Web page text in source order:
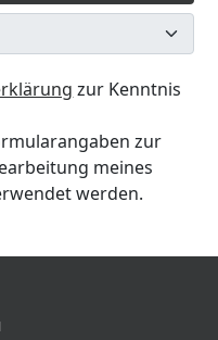
zur Kenntnis
zur
meines
werden.